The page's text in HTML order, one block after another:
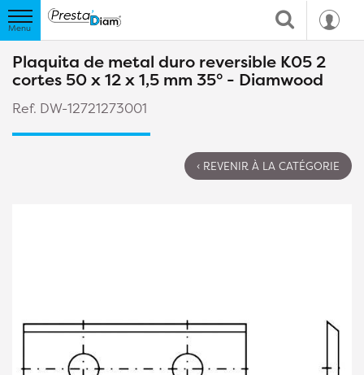
Plaquita de metal duro reversible K05 2
cortes 50 x 12 x 1,5 mm 35° - Diamwood
Ref. DW-12721273001
‹ REVENIR À LA CATÉGORIE